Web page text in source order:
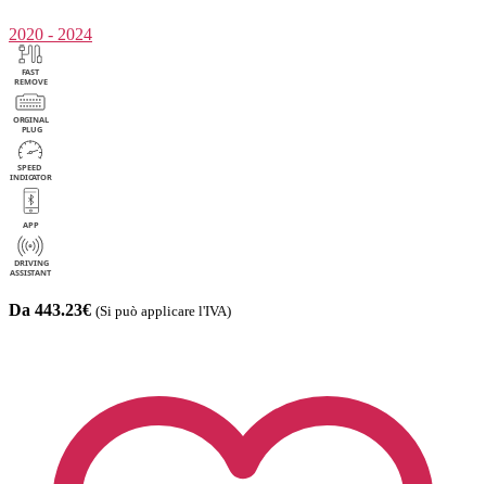
2020 - 2024
Da 443.23€ (Si può applicare l'IVA)